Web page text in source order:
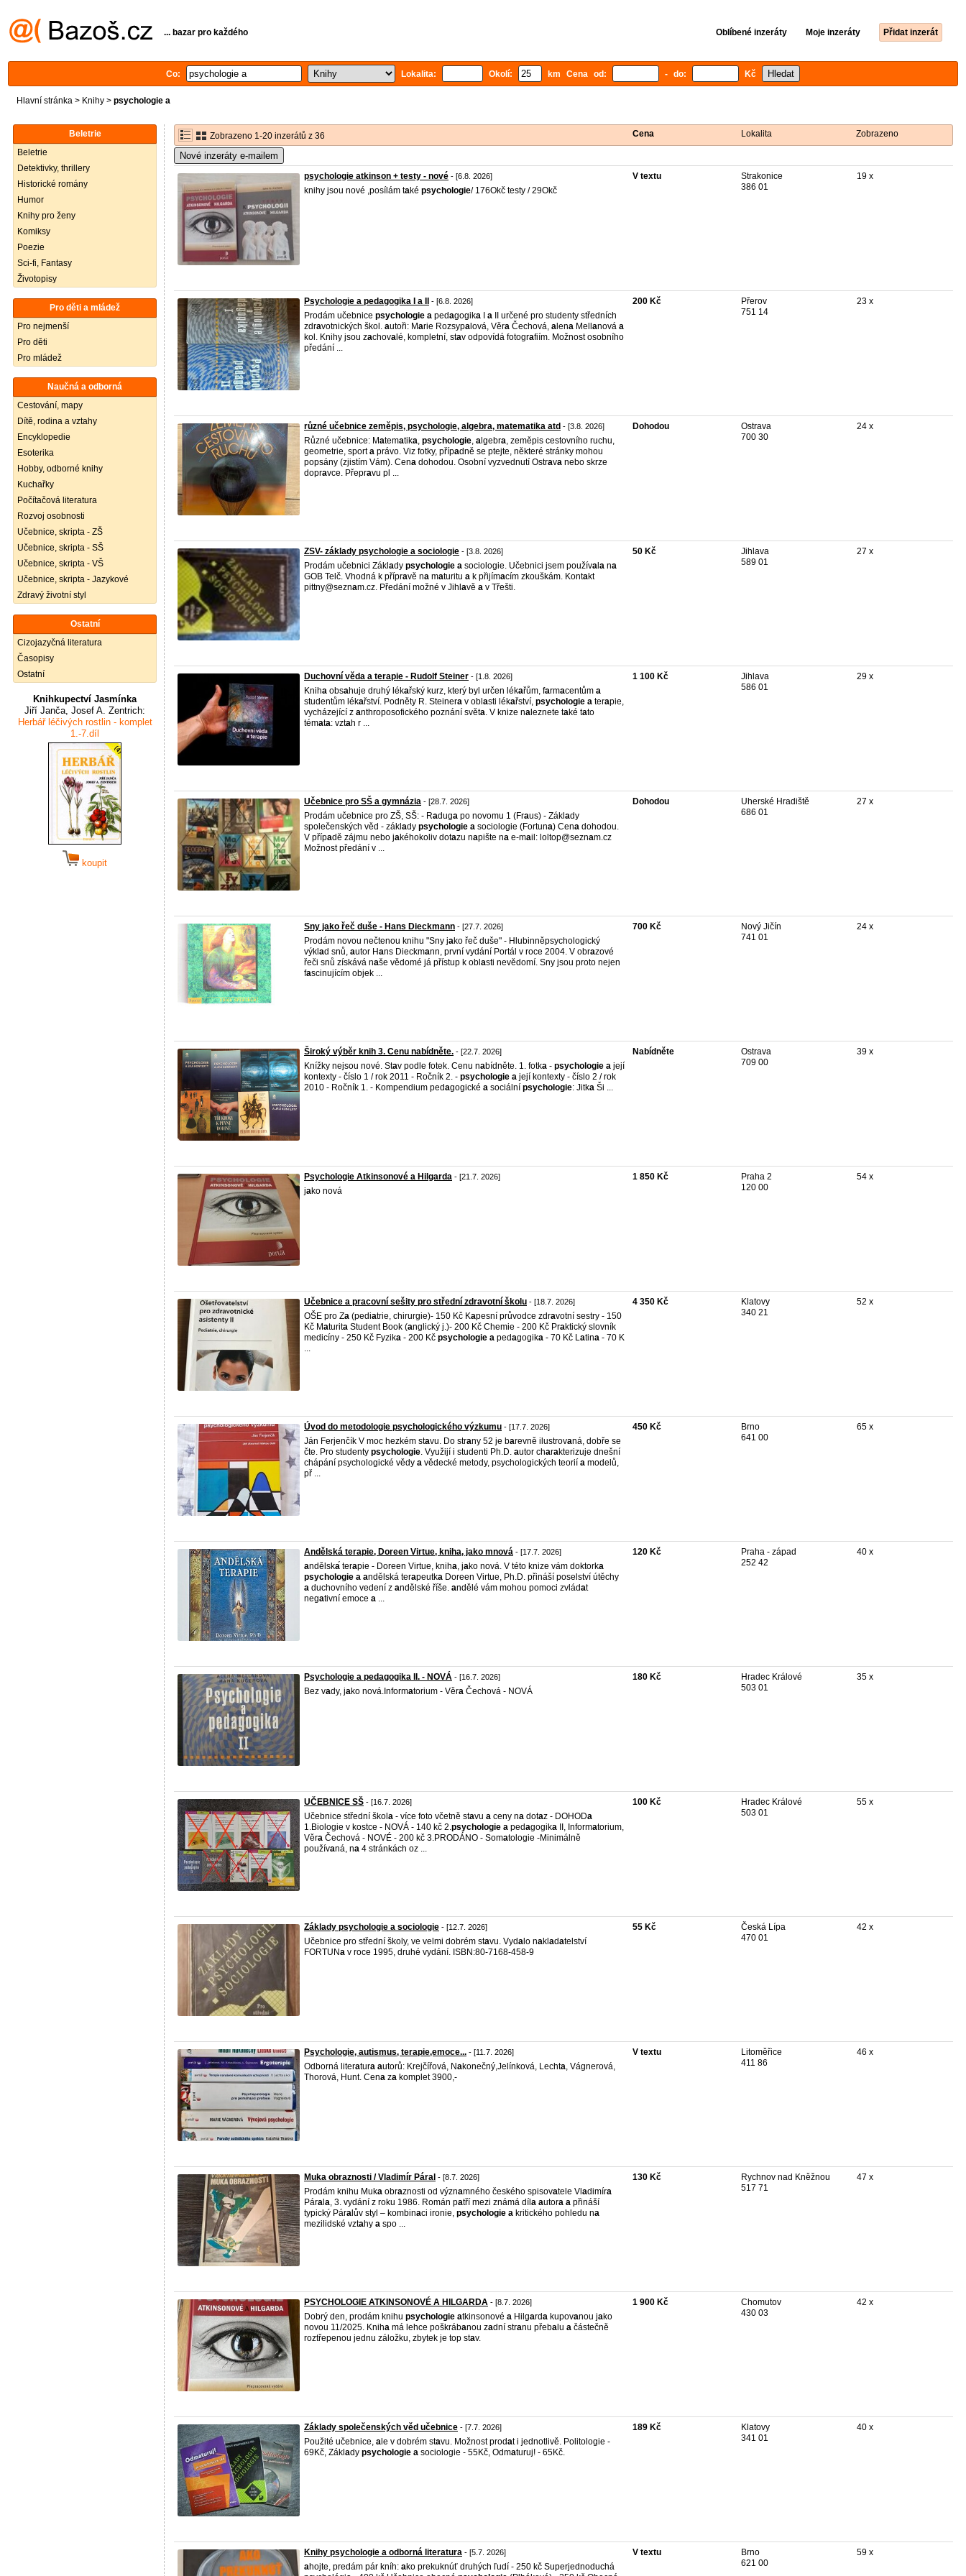
... bazar pro každého Oblíbené inzeráty Moje inzeráty Přidat inzerát
Co: Lokalita: Okolí: km Cena od: - do: Kč
Hlavní stránka > Knihy > psychologie a
Beletrie
Beletrie
Detektivky, thrillery
Historické romány
Humor
Knihy pro ženy
Komiksy
Poezie
Sci-fi, Fantasy
Životopisy
Pro děti a mládež
Pro nejmenší
Pro děti
Pro mládež
Naučná a odborná
Cestování, mapy
Dítě, rodina a vztahy
Encyklopedie
Esoterika
Hobby, odborné knihy
Kuchařky
Počítačová literatura
Rozvoj osobnosti
Učebnice, skripta - ZŠ
Učebnice, skripta - SŠ
Učebnice, skripta - VŠ
Učebnice, skripta - Jazykové
Zdravý životní styl
Ostatní
Cizojazyčná literatura
Časopisy
Ostatní
Knihkupectví Jasmínka
Jiří Janča, Josef A. Zentrich:
Herbář léčivých rostlin - komplet
1.-7.díl
koupit
Zobrazeno 1-20 inzerátů z 36 Cena Lokalita Zobrazeno
Nové inzeráty e-mailem
psychologie atkinson + testy - nové - [6.8. 2026]
knihy jsou nové ,posílám také psychologie/ 176Okč testy / 29Okč
V textu
Strakonice
386 01
19 x
Psychologie a pedagogika I a II - [6.8. 2026]
Prodám učebnice psychologie a pedagogika a II určené pro studenty středních
zdravotnických škol. autoři: Marie Rozsypa lová, Věra Čechová, a lena Mell anová a
kol. Knihy jsou zachova lé, kompletní, stav odpovídá fotografiím. Možnost osobního
předání ...
200 Kč
Přerov
751 14
23 x
různé učebnice zeměpis, psychologie, algebra, matematika atd - [3.8. 2026]
Různé učebnice: Matematika, psychologie, a lgebra, zeměpis cestovního ruchu,
geometrie, sporta právo. Viz fotky, případně se ptejte, některé stránky mohou
popsány (zjistím Vám). Cena dohodou. Osobní vyzvednutí Ostrava nebo skrze
dopravce. Přepravu pl ...
Dohodou
Ostrava
700 30
24 x
ZSV- základy psychologie a sociologie - [3.8. 2026]
Prodám učebnici Zákl ady psychologie a sociologie. Učebnici jsem používa a na
GOB Telč. Vhodná k přípravě na maturitu a k přijímacím zkouškám. Kontakt
pittny@seznam.cz. Předání možné v Jihl avě a v Třešti.
50 Kč
Jihlava
589 01
27 x
Duchovní věda a terapie - Rudolf Steiner - [1.8. 2026]
Kniha obsahuje druhý lékařský kurz, který byl určen lékařům, farmacentům a
studentům lékařství. Podněty R. Steinera v obl asti lékařství, psychologie a terapie,
vycházející z anthroposofického poznání světa. V knize na leznete také tato
témata: vztah r ...
1 100 Kč
Jihlava
586 01
29 x
Učebnice pro SŠ a gymnázia - [28.7. 2026]
Prodám učebnice pro ZŠ, SŠ: - Raduga po novomu 1 (Fraus) - Zákl ady
společenských věd - zákl ady psychologie a sociologie (Fortuna) Cena dohodou.
V případě zájmu nebo jakéhokoliv dotazu napište na e-mail: loltop@seznam.cz
Možnost předání v ...
Dohodou
Uherské Hradiště
686 01
27 x
Sny jako řeč duše - Hans Dieckmann - [27.7. 2026]
Prodám novou nečtenou knihu "Sny jako řeč duše" - Hlubinněpsychologický
výkl ad snů, autor Hans Dieckmann, první vydání Portál v roce 2004. V obrazové
řeči snů získává naše vědomé já přístup k obl asti nevědomí. Sny jsou proto nejen
fascinujícím objek ...
700 Kč
Nový Jičín
741 01
24 x
Široký výběr knih 3. Cenu nabídněte. - [22.7. 2026]
Knížky nejsou nové. Stav podle fotek. Cenu nabídněte. 1. fotka - psychologie a její
kontexty - číslo 1 / rok 2011 - Ročník 2. - psychologie a její kontexty - číslo 2 / rok
2010 - Ročník 1. - Kompendium pedagogické a sociální psychologie: Jitka Ši ...
Nabídněte
Ostrava
709 00
39 x
Psychologie Atkinsonové a Hilgarda - [21.7. 2026]
jako nová
1 850 Kč
Praha 2
120 00
54 x
Učebnice a pracovní sešity pro střední zdravotní školu - [18.7. 2026]
OŠE pro Za (pediatrie, chirurgie)- 150 Kč Kapesní průvodce zdravotní sestry - 150
Kč Maturita Student Book (anglický j.)- 200 Kč Chemie - 200 Kč Praktický slovník
medicíny - 250 Kč Fyzika - 200 Kč psychologie a pedagogika - 70 Kč Latina - 70 K
...
4 350 Kč
Klatovy
340 21
52 x
Úvod do metodologie psychologického výzkumu - [17.7. 2026]
Ján Ferjenčík V moc hezkém stavu. Do strany 52 je barevně ilustrovaná, dobře se
čte. Pro studenty psychologie. Využijí i studenti Ph.D. autor charakterizuje dnešní
chápání psychologické vědy a vědecké metody, psychologických teorií a modelů,
př ...
450 Kč
Brno
641 00
65 x
Andělská terapie, Doreen Virtue, kniha, jako mnová - [17.7. 2026]
andělska ́ terapie - Doreen Virtue, kniha, jako nová. V této knize vám doktorka
psychologie a andělská terapeutka Doreen Virtue, Ph.D. přináší poselství útěchy
a duchovního vedení z andělské říše. andělé vám mohou pomoci zvládat
negativní emoce a ...
120 Kč
Praha - západ
252 42
40 x
Psychologie a pedagogika II. - NOVÁ - [16.7. 2026]
Bez vady, jako nová.Informatorium - Věra Čechová - NOVÁ
180 Kč
Hradec Králové
503 01
35 x
UČEBNICE SŠ - [16.7. 2026]
Učebnice střední škol a - více foto včetně stavu a ceny na dotaz - DOHODa
1.Biologie v kostce - NOVÁ - 140 kč 2.psychologie a pedagogika II, Informatorium,
Věra Čechová - NOVÉ - 200 kč 3.PRODÁNO - Somatologie -Minimálně
používaná, na 4 stránkách oz ...
100 Kč
Hradec Králové
503 01
55 x
Základy psychologie a sociologie - [12.7. 2026]
Učebnice pro střední školy, ve velmi dobrém stavu. Vyda lo nakl adatelství
FORTUNa v roce 1995, druhé vydání. ISBN:80-7168-458-9
55 Kč
Česká Lípa
470 01
42 x
Psychologie, autismus, terapie,emoce... - [11.7. 2026]
Odborná literatura autorů: Krejčířová, Nakonečný,Jelínková, Lechta, Vágnerová,
Thorová, Hunt. Cena za komplet 3900,-
V textu
Litoměřice
411 86
46 x
Muka obraznosti / Vladimír Páral - [8.7. 2026]
Prodám knihu Muka obraznosti od významného českého spisovatele Vl adimíra
Pára a, 3. vydání z roku 1986. Román patří mezi známá díl a autora a přináší
typický Pára lův styl – kombinaci ironie, psychologie a kritického pohledu na
mezilidské vztahy a spo ...
130 Kč
Rychnov nad Kněžnou
517 71
47 x
PSYCHOLOGIE ATKINSONOVÉ A HILGARDA - [8.7. 2026]
Dobrý den, prodám knihu psychologie atkinsonové a Hilgarda kupovanou jako
novou 11/2025. Kniha má lehce poškrábanou zadní stranu přeba lu a částečně
roztřepenou jednu záložku, zbytek je top stav.
1 900 Kč
Chomutov
430 03
42 x
Základy společenských věd učebnice - [7.7. 2026]
Použité učebnice, a le v dobrém stavu. Možnost prodat i jednotlivě. Politologie -
69Kč, Zákl ady psychologie a sociologie - 55Kč, Odmaturuj! - 65Kč.
189 Kč
Klatovy
341 01
40 x
Knihy psychologie a odborná literatura - [5.7. 2026]
ahojte, predám pár kníh: ako prekuknúť druhých ľudí - 250 kč Superjednoduchá
V textu
Brno
621 00
59 x